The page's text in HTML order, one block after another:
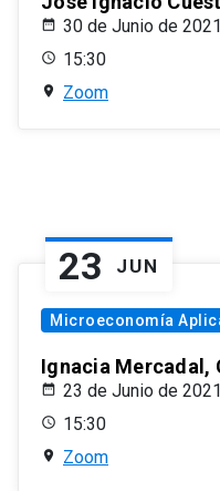
30 de Junio de 2021
15:30
Zoom
23 JUN
Microeconomía
Ignacia Mercadal,
23 de Junio de 2021
15:30
Zoom